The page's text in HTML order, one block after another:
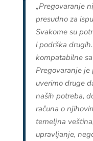
„Pregovaranje
presudno za
Svakome su
i podrška
kompatabilne
Pregovaranje je
uverimo druge
naših potreba,
računa o
temeljna
upravljanje,